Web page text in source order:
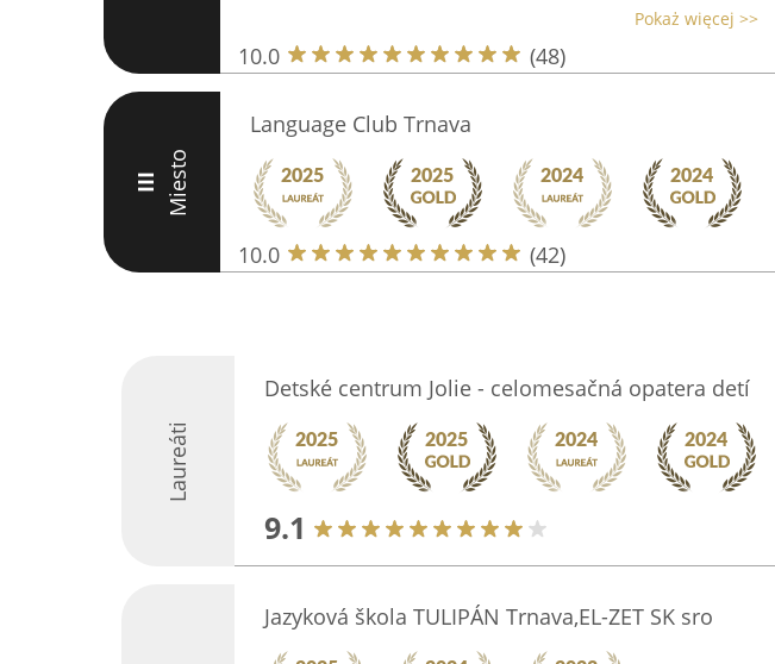
Pokaż więcej >>
10.0 (48)
III Miesto
Language Club Trnava
10.0 (42)
Laureáti
Detské centrum Jolie - celomesačná opatera detí
9.1
Jazyková škola TULIPÁN Trnava,EL-ZET SK sro